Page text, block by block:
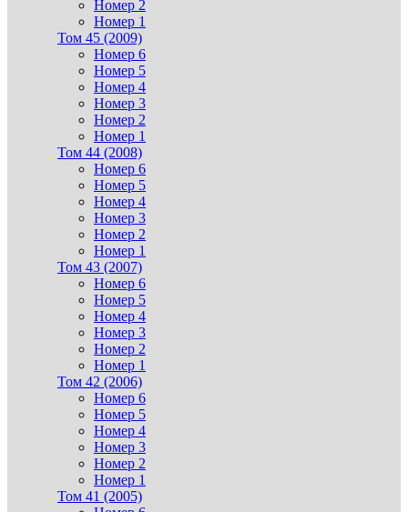
Номер 2
Номер 1
Том 45 (2009)
Номер 6
Номер 5
Номер 4
Номер 3
Номер 2
Номер 1
Том 44 (2008)
Номер 6
Номер 5
Номер 4
Номер 3
Номер 2
Номер 1
Том 43 (2007)
Номер 6
Номер 5
Номер 4
Номер 3
Номер 2
Номер 1
Том 42 (2006)
Номер 6
Номер 5
Номер 4
Номер 3
Номер 2
Номер 1
Том 41 (2005)